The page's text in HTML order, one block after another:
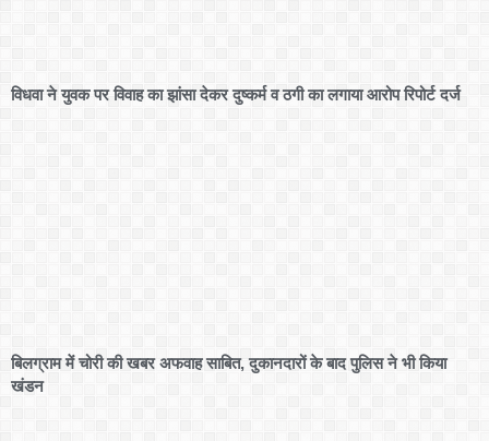
विधवा ने युवक पर विवाह का झांसा देकर दुष्कर्म व ठगी का लगाया आरोप रिपोर्ट दर्ज
बिलग्राम में चोरी की खबर अफवाह साबित, दुकानदारों के बाद पुलिस ने भी किया
खंडन